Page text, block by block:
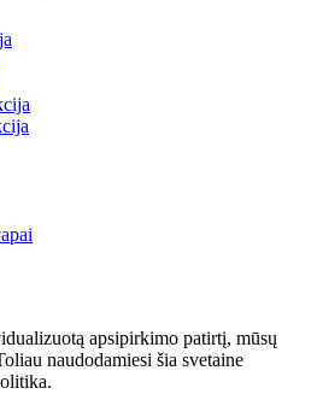
apsipirkimo patirtį, mūsų
naudodamiesi šia svetaine